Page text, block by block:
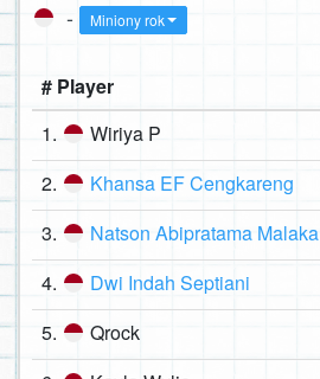
- Miniony rok
# Player
1.
Wiriya P
2. Khansa EF Cengkareng
3. Natson Abipratama Malaka
4. Dwi Indah Septiani
5. Qrock